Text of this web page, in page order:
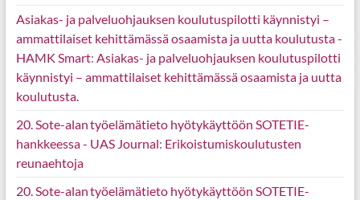
Asiakas- ja palveluohjauksen koulutuspilotti käynnistyi –
ammattilaiset kehittämässä osaamista ja uutta koulutusta -
HAMK Smart: Asiakas- ja palveluohjauksen koulutuspilotti
käynnistyi – ammattilaiset kehittämässä osaamista ja uutta
koulutusta.
20. Sote-alan työelämätieto hyötykäyttöön SOTETIE-
hankkeessa - UAS Journal: Erikoistumiskoulutusten
reunaehtoja
20. Sote-alan työelämätieto hyötykäyttöön SOTETIE-